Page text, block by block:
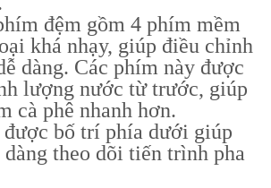
đệm gồm 4 phím mềm
khá nhạy, giúp điều chỉnh
dàng. Các phím này được
lượng nước từ trước, giúp
cà phê nhanh hơn.
bố trí phía dưới giúp
dàng theo dõi tiến trình pha